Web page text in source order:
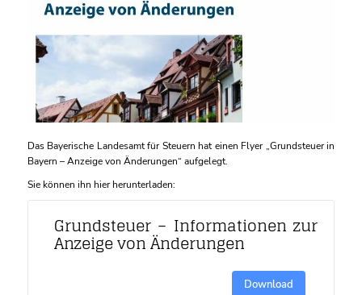
Das Bayerische Landesamt für Steuern hat einen Flyer „Grundsteuer in
Bayern – Anzeige von Änderungen“ aufgelegt.
Sie können ihn hier herunterladen:
Grundsteuer – Informationen zur
Anzeige von Änderungen
Download